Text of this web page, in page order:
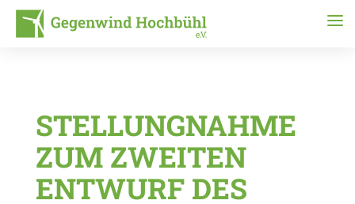
STELLUNGNAHME
ZUM ZWEITEN
ENTWURF DES